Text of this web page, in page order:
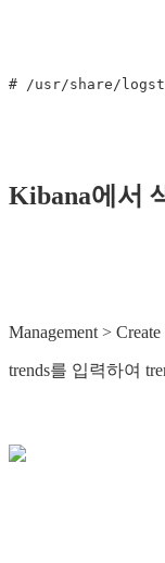
Kibana에서
Management >
trends를 입력하여